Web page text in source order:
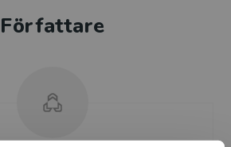
Författare